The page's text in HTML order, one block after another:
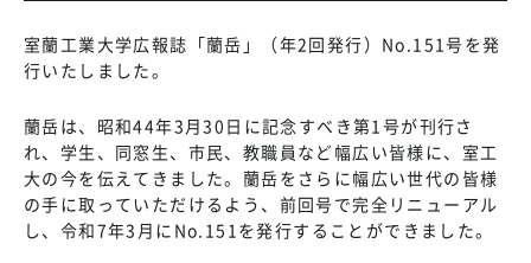
室蘭工業大学広報誌「蘭岳」（年2回発行）No.151号を発
行いたしました。
蘭岳は、昭和44年3月30日に記念すべき第1号が刊行さ
れ、学生、同窓生、市民、教職員など幅広い皆様に、室工
大の今を伝えてきました。蘭岳をさらに幅広い世代の皆様
の手に取っていただけるよう、前回号で完全リニューアル
し、令和7年3月にNo.151を発行することができました。